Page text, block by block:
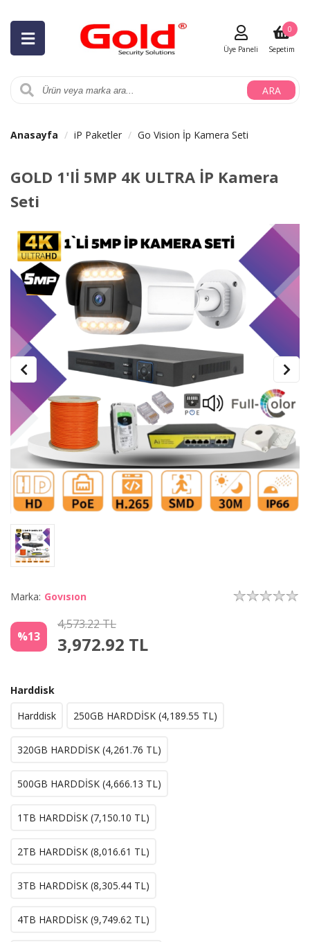
ARA
Üye Paneli Sepetim
0
Anasayfa iP Paketler Go Vision İp Kamera Seti
GOLD 1'lİ 5MP 4K ULTRA İP Kamera
Seti
Marka: Govısıon
%13
4,573.22 TL
3,972.92 TL
Harddisk
Harddisk
250GB HARDDİSK (4,189.55 TL)
320GB HARDDİSK (4,261.76 TL)
500GB HARDDİSK (4,666.13 TL)
1TB HARDDİSK (7,150.10 TL)
2TB HARDDİSK (8,016.61 TL)
3TB HARDDİSK (8,305.44 TL)
4TB HARDDİSK (9,749.62 TL)